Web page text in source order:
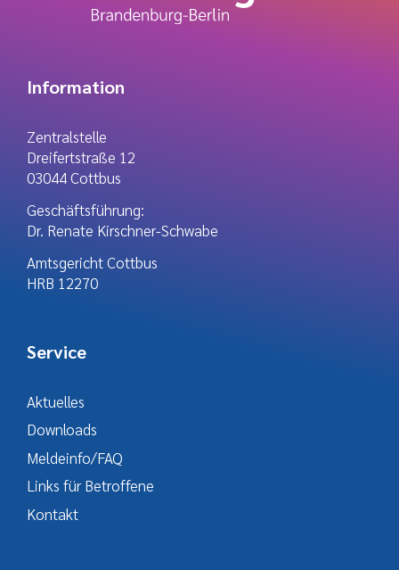
Information
Zentralstelle
Dreifertstraße 12
03044 Cottbus
Geschäftsführung:
Dr. Renate Kirschner-Schwabe
Amtsgericht Cottbus
HRB 12270
Service
Aktuelles
Downloads
Meldeinfo/FAQ
Links für Betroffene
Kontakt